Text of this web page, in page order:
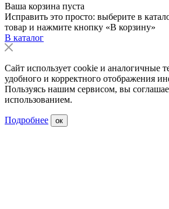
Ваша корзина пуста
Исправить это просто: выберите в
товар и нажмите кнопку «В корзину»
В каталог
Сайт использует cookie и аналогичные
удобного и корректного отображения
Пользуясь нашим сервисом, вы
использованием.
Подробнее ок